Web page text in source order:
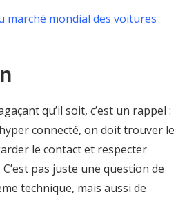
marché mondial des voitures
qu’il soit, c’est un rappel :
connecté, on doit trouver le
le contact et respecter
C’est pas juste une question de
technique, mais aussi de